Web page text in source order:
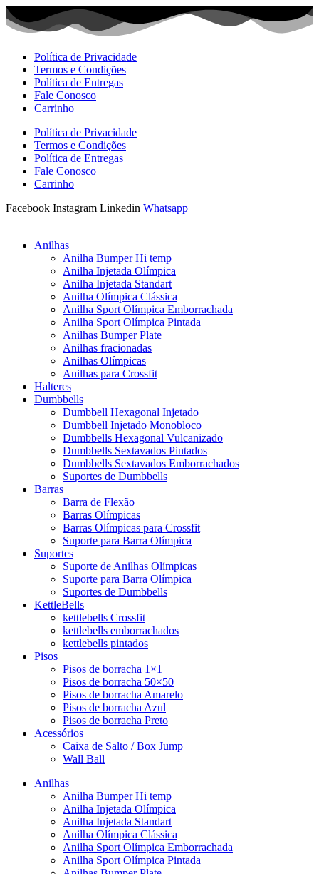
Ir
para
Política de Privacidade
Termos e Condições
Política de Entregas
Fale Conosco
Carrinho
Política de Privacidade
Termos e Condições
Política de Entregas
Fale Conosco
Carrinho
Facebook Instagram Linkedin Whatsapp
Anilhas
Anilha Bumper Hi temp
Anilha Injetada Olímpica
Anilha Injetada Standart
Anilha Olímpica Clássica
Anilha Sport Olímpica Emborrachada
Anilha Sport Olímpica Pintada
Anilhas Bumper Plate
Anilhas fracionadas
Anilhas Olímpicas
Anilhas para Crossfit
Halteres
Dumbbells
Dumbbell Hexagonal Injetado
Dumbbell Injetado Monobloco
Dumbbells Hexagonal Vulcanizado
Dumbbells Sextavados Pintados
Dumbbells Sextavados Emborrachados
Suportes de Dumbbells
Barras
Barra de Flexão
Barras Olímpicas
Barras Olímpicas para Crossfit
Suporte para Barra Olímpica
Suportes
Suporte de Anilhas Olímpicas
Suporte para Barra Olímpica
Suportes de Dumbbells
KettleBells
kettlebells Crossfit
kettlebells emborrachados
kettlebells pintados
Pisos
Pisos de borracha 1×1
Pisos de borracha 50×50
Pisos de borracha Amarelo
Pisos de borracha Azul
Pisos de borracha Preto
Acessórios
Caixa de Salto / Box Jump
Wall Ball
Anilhas
Anilha Bumper Hi temp
Anilha Injetada Olímpica
Anilha Injetada Standart
Anilha Olímpica Clássica
Anilha Sport Olímpica Emborrachada
Anilha Sport Olímpica Pintada